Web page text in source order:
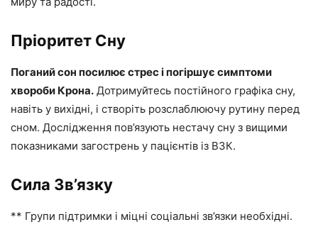
Пріоритет Сну
Поганий сон посилює стрес і погіршує симптоми
хвороби Крона. Дотримуйтесь постійного графіка сну,
навіть у вихідні, і створіть розслаблюючу рутину перед
сном. Дослідження пов’язують нестачу сну з вищими
показниками загострень у пацієнтів із ВЗК.
Сила Зв’язку
** Групи підтримки і міцні соціальні зв’язки необхідні.